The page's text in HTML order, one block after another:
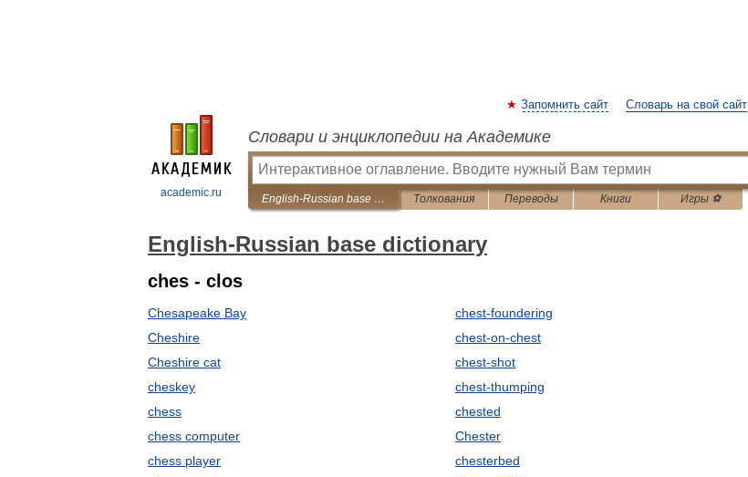
academic.ru
Запомнить сайт Словарь на свой сайт
Словари и энциклопедии на Академике
English-Russian base dictionary Толкования Переводы Книги Игры ⚽
English-Russian base dictionary
ches - clos
Chesapeake Bay
Cheshire
Cheshire cat
cheskey
chess
chess computer
chess player
chest-foundering
chest-on-chest
chest-shot
chest-thumping
chested
Chester
chesterbed